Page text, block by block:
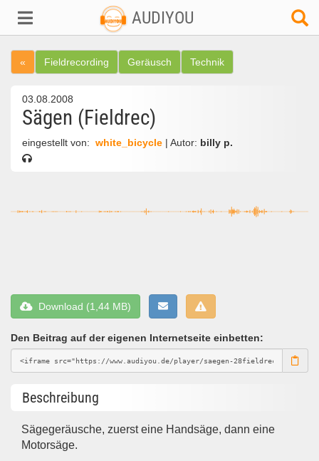
AUDIYOU
« Fieldrecording Geräusch Technik
03.08.2008
Sägen (Fieldrec)
eingestellt von: white_bicycle | Autor: billy p.
Download (1,44 MB)
Den Beitrag auf der eigenen Internetseite einbetten:
Beschreibung
Sägegeräusche, zuerst eine Handsäge, dann eine
Motorsäge.